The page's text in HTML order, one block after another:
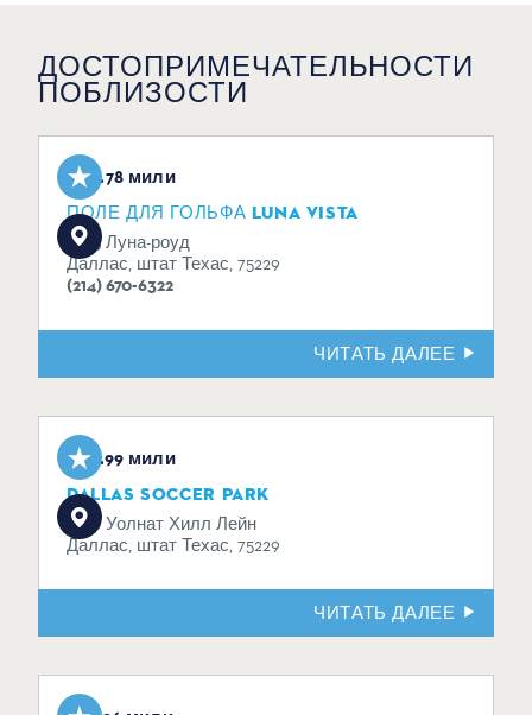
ДОСТОПРИМЕЧАТЕЛЬНОСТИ
ПОБЛИЗОСТИ
0.78 мили
ПОЛЕ ДЛЯ ГОЛЬФА LUNA VISTA
11223 Луна-роуд
Даллас, штат Техас, 75229
(214) 670-6322
ЧИТАТЬ ДАЛЕЕ
0.99 мили
DALLAS SOCCER PARK
2100 Уолнат Хилл Лейн
Даллас, штат Техас, 75229
ЧИТАТЬ ДАЛЕЕ